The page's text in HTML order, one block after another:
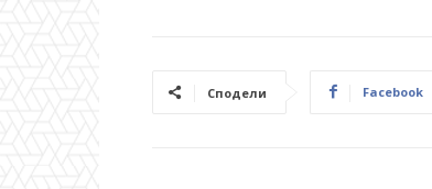
Сподели Facebook